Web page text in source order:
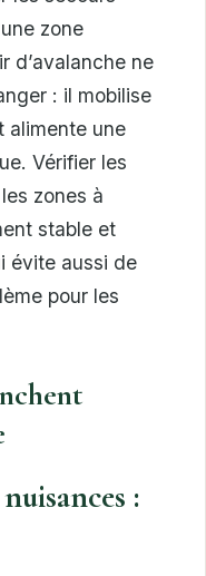
zone
d’avalanche ne
: il mobilise
alimente une
Vérifier les
zones à
stable et
évite aussi de
pour les
: